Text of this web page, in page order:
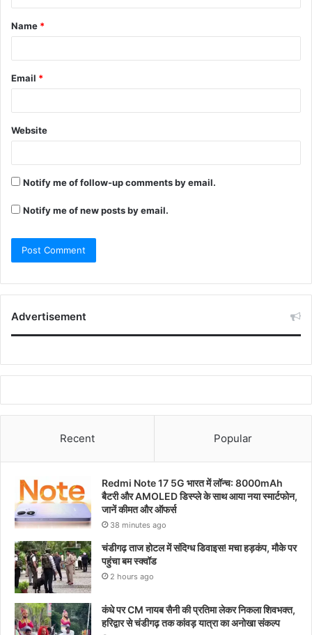
Name *
Email *
Website
Notify me of follow-up comments by email.
Notify me of new posts by email.
Advertisement
Recent Popular
Redmi Note 17 5G भारत में लॉन्च: 8000mAh
बैटरी और AMOLED डिस्प्ले के साथ आया नया स्मार्टफोन,
जानें कीमत और ऑफर्स
38 minutes ago
चंडीगढ़ ताज होटल में संदिग्ध डिवाइस! मचा हड़कंप, मौके पर
पहुंचा बम स्क्वॉड
2 hours ago
कंधे पर CM नायब सैनी की प्रतिमा लेकर निकला शिवभक्त,
हरिद्वार से चंडीगढ़ तक कांवड़ यात्रा का अनोखा संकल्प